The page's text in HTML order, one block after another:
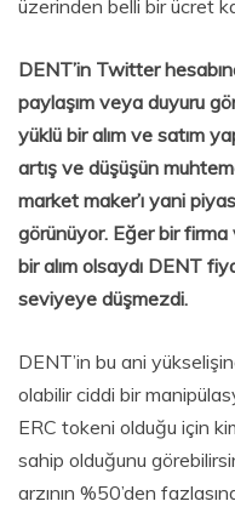
üzerinden belli bir ücret
DENT’in Twitter
paylaşım veya duyuru
yüklü bir alım ve satım
artış ve düşüşün
market maker’ı yani
görünüyor. Eğer bir firma
bir alım olsaydı DENT
seviyeye düşmezdi.
DENT’in bu ani
olabilir ciddi bir
ERC tokeni olduğu için
sahip olduğunu
arzının %50’den